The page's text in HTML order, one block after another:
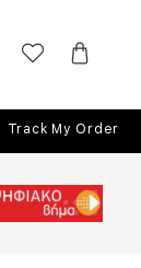
Track My Order